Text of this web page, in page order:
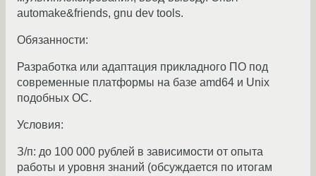
automake&friends, gnu dev tools.
Обязанности:
Разработка или адаптация прикладного ПО под
современные платформы на базе amd64 и Unix
подобных ОС.
Условия:
З/п: до 100 000 рублей в зависимости от опыта
работы и уровня знаний (обсуждается по итогам